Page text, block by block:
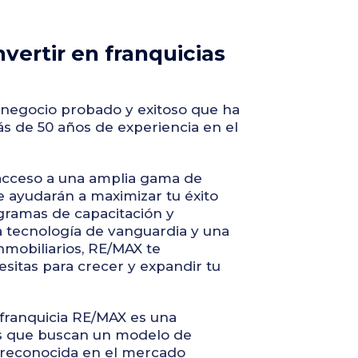
en franquicias
probado y exitoso que ha
de 50 años de experiencia en el
a una amplia gama de
a maximizar tu éxito
de capacitación y
de vanguardia y una
RE/MAX te
para crecer y expandir tu
RE/MAX es una
que buscan un modelo de
en el mercado